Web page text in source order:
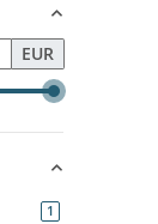
EUR
1Artikel gefunden